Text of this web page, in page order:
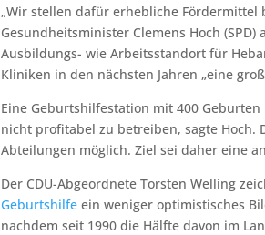
„Wir stellen dafür erhebliche
Gesundheitsminister Clemens Hoch
Ausbildungs- wie Arbeitsstandort für
Kliniken in den nächsten Jahren „eine
Eine Geburtshilfestation mit 400
nicht profitabel zu betreiben, sagte
Abteilungen möglich. Ziel sei daher eine
Der CDU-Abgeordnete Torsten Welling
Geburtshilfe ein weniger optimistisches
nachdem seit 1990 die Hälfte davon im